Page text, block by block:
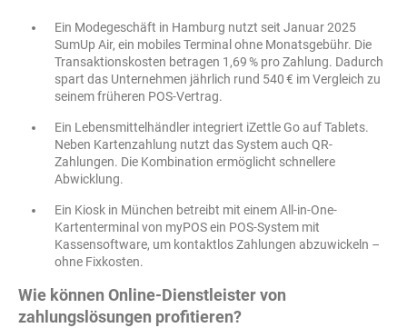
Ein Modegeschäft in Hamburg nutzt seit Januar 2025
SumUp Air, ein mobiles Terminal ohne Monatsgebühr. Die
Transaktionskosten betragen 1,69 % pro Zahlung. Dadurch
spart das Unternehmen jährlich rund 540 € im Vergleich zu
seinem früheren POS-Vertrag.
Ein Lebensmittelhändler integriert iZettle Go auf Tablets.
Neben Kartenzahlung nutzt das System auch QR-
Zahlungen. Die Kombination ermöglicht schnellere
Abwicklung.
Ein Kiosk in München betreibt mit einem All-in-One-
Kartenterminal von myPOS ein POS-System mit
Kassensoftware, um kontaktlos Zahlungen abzuwickeln –
ohne Fixkosten.
Wie können Online-Dienstleister von
zahlungslösungen profitieren?